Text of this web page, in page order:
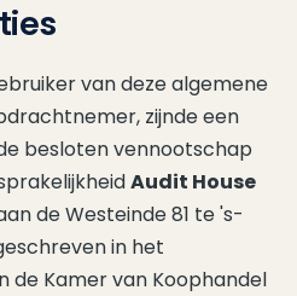
van deze algemene
zijnde een
besloten vennootschap
Audit House
de Westeinde 81 te 's-
in het
de Kamer van Koophandel